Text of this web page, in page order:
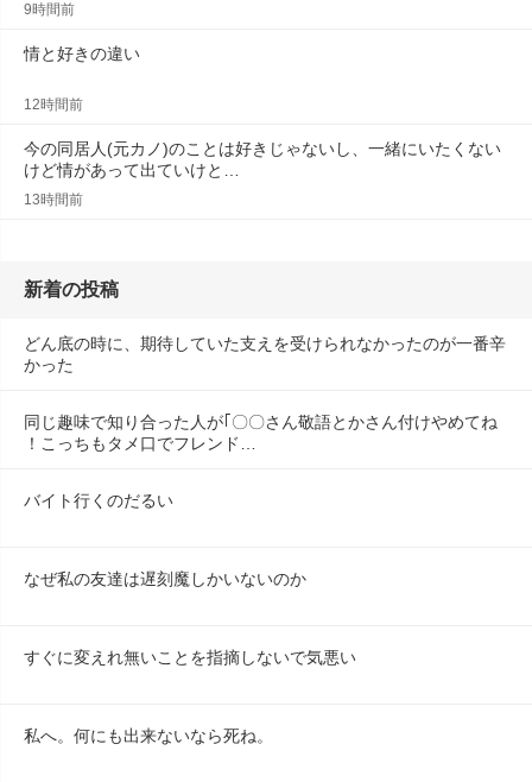
9時間前
情と好きの違い
12時間前
今の同居人(元カノ)のことは好きじゃないし、一緒にいたくない
けど情があって出ていけと…
13時間前
新着の投稿
どん底の時に、期待していた支えを受けられなかったのが一番辛
かった
同じ趣味で知り合った人が｢〇〇さん敬語とかさん付けやめてね
！こっちもタメ口でフレンド…
バイト行くのだるい
なぜ私の友達は遅刻魔しかいないのか
すぐに変えれ無いことを指摘しないで気悪い
私へ。何にも出来ないなら死ね。